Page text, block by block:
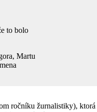
to bolo
Martu
ročníku žurnalistiky),